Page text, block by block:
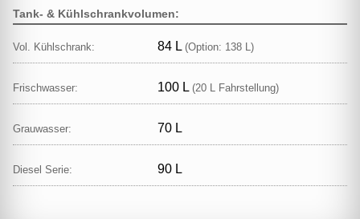
Tank- & Kühlschrankvolumen:
Vol. Kühlschrank: 84 L (Option: 138 L)
Frischwasser: 100 L (20 L Fahrstellung)
Grauwasser: 70 L
Diesel Serie: 90 L